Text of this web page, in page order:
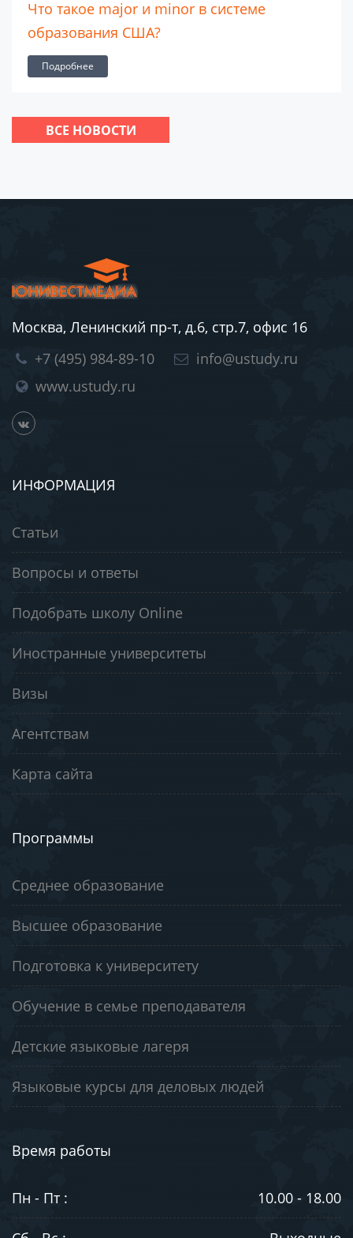
Что такое major и minor в системе
образования США?
Подробнее
ВСЕ НОВОСТИ
Москва, Ленинский пр-т, д.6, стр.7, офис 16
+7 (495) 984-89-10
info@ustudy.ru
www.ustudy.ru
ИНФОРМАЦИЯ
Статьи
Вопросы и ответы
Подобрать школу Online
Иностранные университеты
Визы
Агентствам
Карта сайта
Программы
Среднее образование
Высшее образование
Подготовка к университету
Обучение в семье преподавателя
Детские языковые лагеря
Языковые курсы для деловых людей
Время работы
Пн - Пт : 10.00 - 18.00